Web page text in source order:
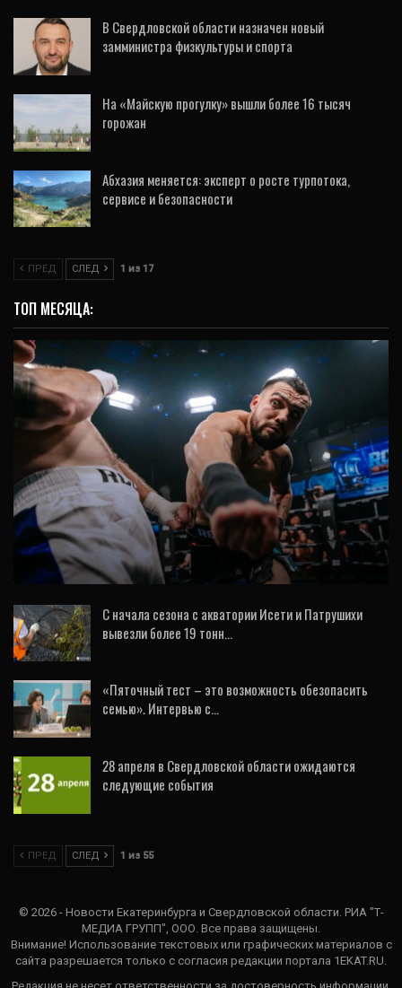
В Свердловской области назначен новый
замминистра физкультуры и спорта
На «Майскую прогулку» вышли более 16 тысяч
горожан
Абхазия меняется: эксперт о росте турпотока,
сервисе и безопасности
ПРЕД СЛЕД 1 из 17
ТОП МЕСЯЦА:
СПОРТ
7 нокаутов за вечер – в Екатеринбурге
прошел турнир на голых кулаках
С начала сезона с акватории Исети и Патрушихи
вывезли более 19 тонн…
«Пяточный тест – это возможность обезопасить
семью». Интервью с…
28 апреля в Свердловской области ожидаются
следующие события
ПРЕД СЛЕД 1 из 55
© 2026 - Новости Екатеринбурга и Свердловской области. РИА "Т-
МЕДИА ГРУПП", ООО. Все права защищены.
Внимание! Использование текстовых или графических материалов с
сайта разрешается только c согласия редакции портала 1EKAT.RU.